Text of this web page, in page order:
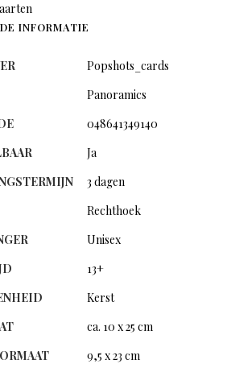
INFORMATIE
Popshots_cards
Panoramics
048641349140
Ja
3 dagen
Rechthoek
Unisex
13+
Kerst
ca. 10 x 25 cm
9,5 x 23 cm